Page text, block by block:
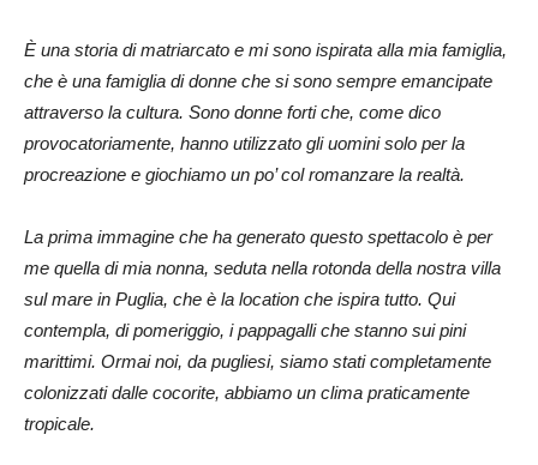
È una storia di matriarcato e mi sono ispirata alla mia famiglia,
che è una famiglia di donne che si sono sempre emancipate
attraverso la cultura. Sono donne forti che, come dico
provocatoriamente, hanno utilizzato gli uomini solo per la
procreazione e giochiamo un po’ col romanzare la realtà.
La prima immagine che ha generato questo spettacolo è per
me quella di mia nonna, seduta nella rotonda della nostra villa
sul mare in Puglia, che è la location che ispira tutto. Qui
contempla, di pomeriggio, i pappagalli che stanno sui pini
marittimi. Ormai noi, da pugliesi, siamo stati completamente
colonizzati dalle cocorite, abbiamo un clima praticamente
tropicale.